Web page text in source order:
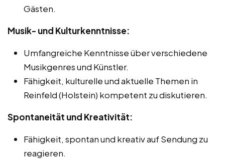
Gästen.
Musik- und Kulturkenntnisse:
Umfangreiche Kenntnisse über verschiedene
Musikgenres und Künstler.
Fähigkeit, kulturelle und aktuelle Themen in
Reinfeld (Holstein) kompetent zu diskutieren.
Spontaneität und Kreativität:
Fähigkeit, spontan und kreativ auf Sendung zu
reagieren.